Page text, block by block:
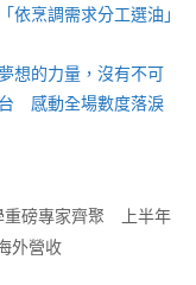
烹調需求分工選油」
想的力量，沒有不可
感動全場數度落淚
重磅專家齊聚 上半年
外營收